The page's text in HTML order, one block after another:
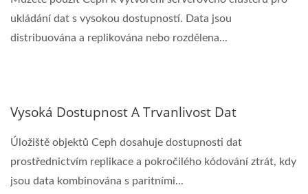
ukládání dat s vysokou dostupností. Data jsou
distribuována a replikována nebo rozdělena...
Vysoká Dostupnost A Trvanlivost Dat
Úložiště objektů Ceph dosahuje dostupnosti dat
prostřednictvím replikace a pokročilého kódování ztrát, kdy
jsou data kombinována s paritními...